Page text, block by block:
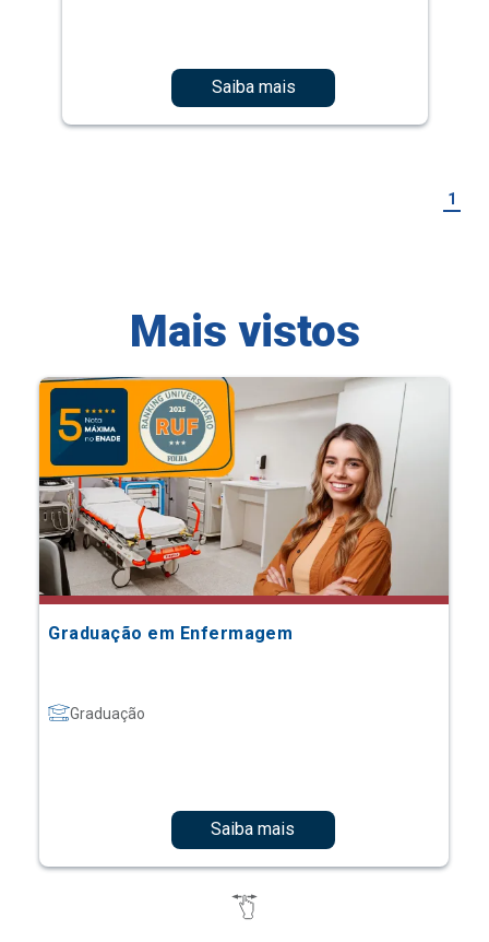
Saiba mais
1
Mais vistos
Graduação em Enfermagem
Graduação
Saiba mais